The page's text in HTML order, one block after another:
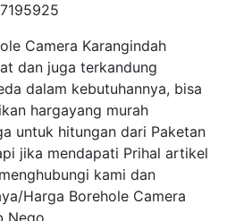
Camera Karangindah
dan juga terkandung
dalam kebutuhannya, bisa
hargayang murah
untuk hitungan dari Paketan
jika mendapati Prihal artikel
kami dan
Harga Borehole Camera
Nego...